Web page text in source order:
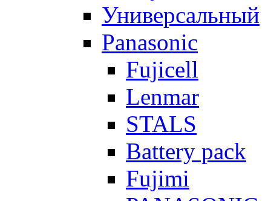
Универсальный
Panasonic
Fujicell
Lenmar
STALS
Battery pack
Fujimi